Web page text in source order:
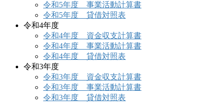
令和5年度 事業活動計算書
令和5年度 貸借対照表
令和4年度
令和4年度 資金収支計算書
令和4年度 事業活動計算書
令和4年度 貸借対照表
令和3年度
令和3年度 資金収支計算書
令和3年度 事業活動計算書
令和3年度 貸借対照表